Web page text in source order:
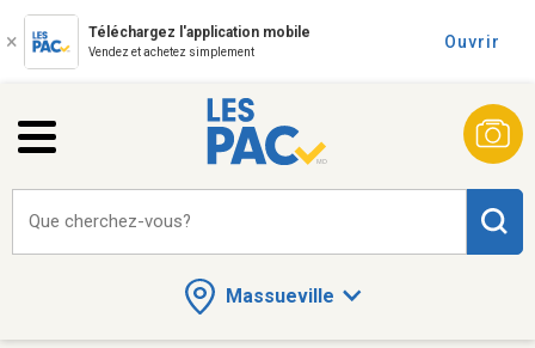
Téléchargez l'application mobile
Vendez et achetez simplement
Ouvrir
Massueville
Que cherchez-vous?